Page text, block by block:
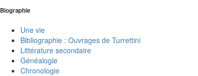
Biographie
Une vie
Bibliographie : Ouvrages de Turrettini
Littérature secondaire
Généalogie
Chronologie